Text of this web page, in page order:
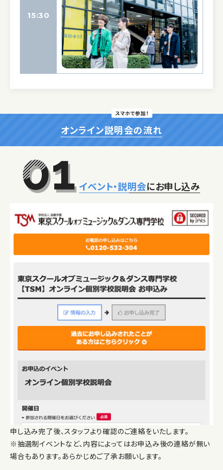
15:30
スマホで参加！
オンライン説明会の流れ
イベント・説明会にお申し込み
申し込み完了後、スタッフより確認のご連絡をいたします。
※抽選制イベントなど、内容によってはお申込み後の連絡が無い
場合もあります。あらかじめご了承お願いします。